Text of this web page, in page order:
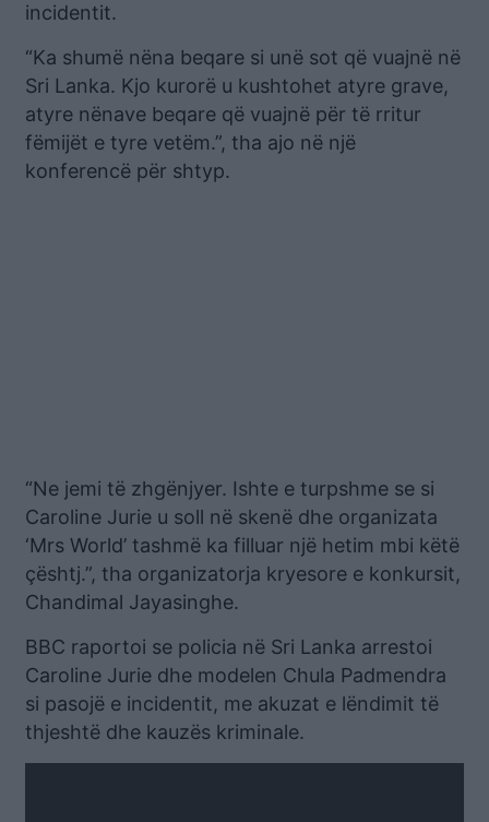
incidentit.
“Ka shumë nëna beqare si unë sot që vuajnë në
Sri Lanka. Kjo kurorë u kushtohet atyre grave,
atyre nënave beqare që vuajnë për të rritur
fëmijët e tyre vetëm.”, tha ajo në një
konferencë për shtyp.
“Ne jemi të zhgënjyer. Ishte e turpshme se si
Caroline Jurie u soll në skenë dhe organizata
‘Mrs World’ tashmë ka filluar një hetim mbi këtë
çështj.”, tha organizatorja kryesore e konkursit,
Chandimal Jayasinghe.
BBC raportoi se policia në Sri Lanka arrestoi
Caroline Jurie dhe modelen Chula Padmendra
si pasojë e incidentit, me akuzat e lëndimit të
thjeshtë dhe kauzës kriminale.